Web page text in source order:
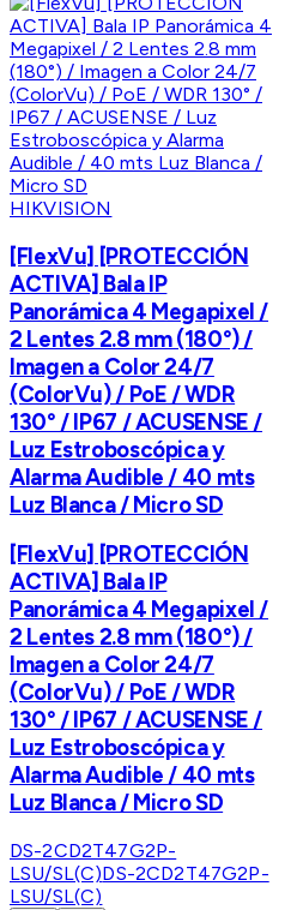
HIKVISION
[FlexVu] [PROTECCIÓN
ACTIVA] Bala IP
Panorámica 4 Megapixel /
2 Lentes 2.8 mm (180°) /
Imagen a Color 24/7
(ColorVu) / PoE / WDR
130° / IP67 / ACUSENSE /
Luz Estroboscópica y
Alarma Audible / 40 mts
Luz Blanca / Micro SD
[FlexVu] [PROTECCIÓN
ACTIVA] Bala IP
Panorámica 4 Megapixel /
2 Lentes 2.8 mm (180°) /
Imagen a Color 24/7
(ColorVu) / PoE / WDR
130° / IP67 / ACUSENSE /
Luz Estroboscópica y
Alarma Audible / 40 mts
Luz Blanca / Micro SD
DS-2CD2T47G2P-
LSU/SL(C)DS-2CD2T47G2P-
LSU/SL(C)